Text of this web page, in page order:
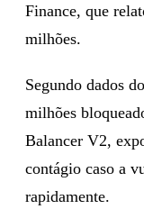
Finance, que
milhões.
Segundo dados do
milhões
Balancer V2,
contágio caso a
rapidamente.